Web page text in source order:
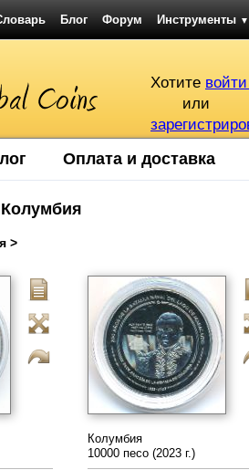
Блог Форум Инструменты ▼
Хотите
или
Оплата и доставка
>
Колумбия
10000 песо (2023 г.)